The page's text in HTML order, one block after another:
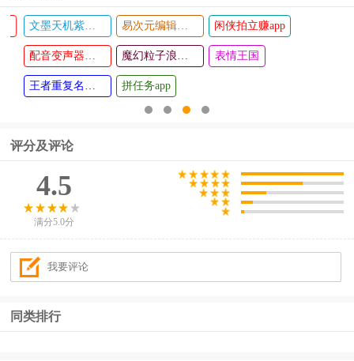
尚修修防
水
查看
大茶肆app
查看
文墨天机紫薇斗数app 易次元编辑器手机版 闲侠拍立赚app
配音变声器手机版 魔幻粒子浪漫表白 表情王国
王者重复名生成器 拼任务app
评分及评论
4.5
满分5.0分
同类排行